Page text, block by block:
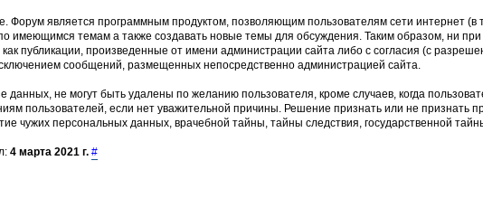
является программным продуктом, позволяющим пользователям сети интернет (в
имеющимся темам а также создавать новые темы для обсуждения. Таким образом, ни
публикации, произведенные от имени администрации сайта либо с согласия (с
сообщений, размещенных непосредственно администрацией сайта.
не могут быть удалены по желанию пользователя, кроме случаев, когда
пользователей, если нет уважительной причины. Решение признать или не признать
чужих персональных данных, врачебной тайны, тайны следствия, государственной
4 марта 2021 г. #